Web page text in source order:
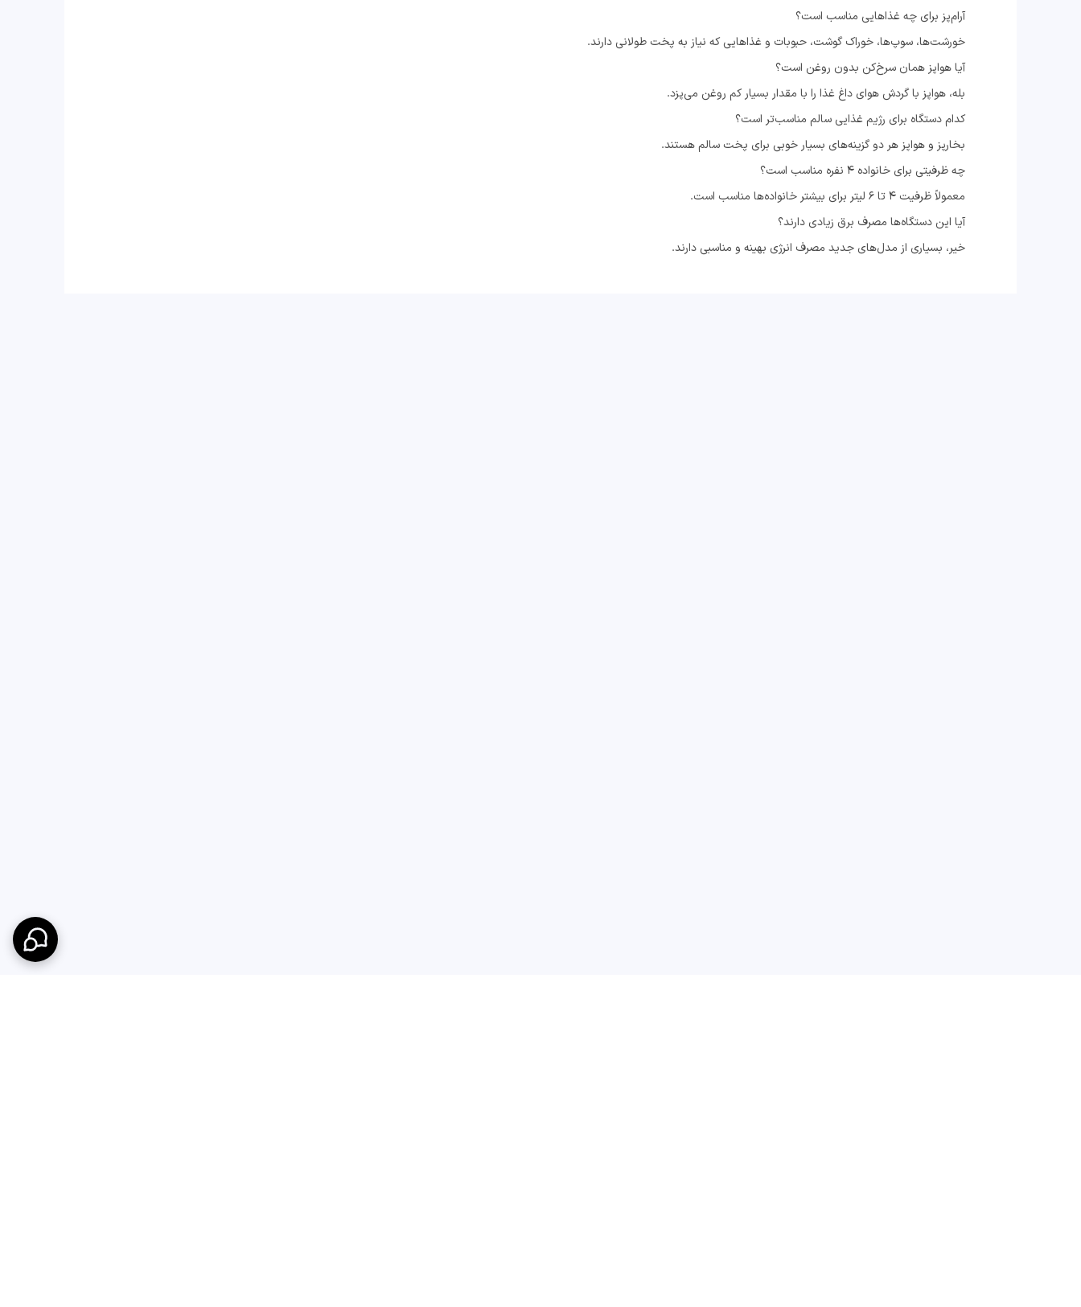
آرام‌پز برای چه غذاهایی مناسب است؟
خورشت‌ها، سوپ‌ها، خوراک گوشت، حبوبات و غذاهایی که نیاز به پخت طولانی دارند.
آیا هواپز همان سرخ‌کن بدون روغن است؟
بله، هواپز با گردش هوای داغ غذا را با مقدار بسیار کم روغن می‌پزد.
کدام دستگاه برای رژیم غذایی سالم مناسب‌تر است؟
بخارپز و هواپز هر دو گزینه‌های بسیار خوبی برای پخت سالم هستند.
چه ظرفیتی برای خانواده ۴ نفره مناسب است؟
معمولاً ظرفیت 4 تا 6 لیتر برای بیشتر خانواده‌ها مناسب است.
آیا این دستگاه‌ها مصرف برق زیادی دارند؟
خیر، بسیاری از مدل‌های جدید مصرف انرژی بهینه و مناسبی دارند.